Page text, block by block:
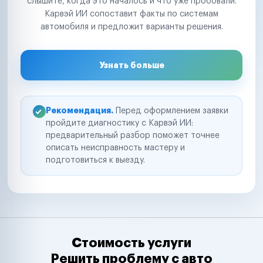
Карвэй ИИ сопоставит факты по системам
автомобиля и предложит варианты решения.
Узнать больше
Рекомендация. Перед оформлением заявки
пройдите диагностику с Карвэй ИИ:
предварительный разбор поможет точнее
описать неисправность мастеру и
подготовиться к выезду.
Стоимость услуги
Решить проблему с авто